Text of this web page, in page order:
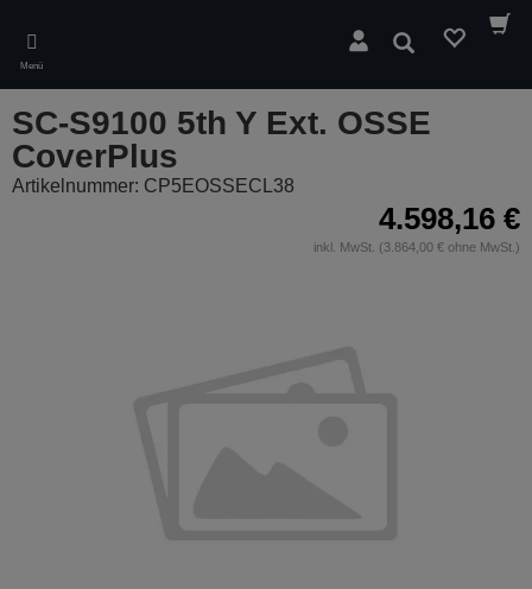
main
content
Menü
Suchen
SC-S9100 5th Y Ext. OSSE
CoverPlus
Artikelnummer: CP5EOSSECL38
4.598,16 €
inkl. MwSt. (3.864,00 € ohne MwSt.)